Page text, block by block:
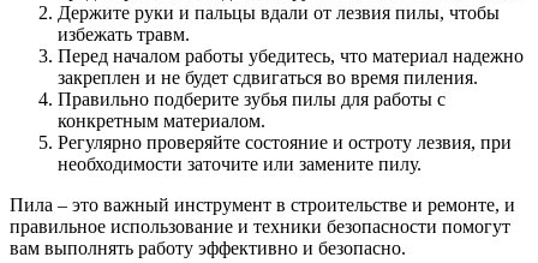
Держите руки и пальцы вдали от лезвия пилы, чтобы
избежать травм.
Перед началом работы убедитесь, что материал надежно
закреплен и не будет сдвигаться во время пиления.
Правильно подберите зубья пилы для работы с
конкретным материалом.
Регулярно проверяйте состояние и остроту лезвия, при
необходимости заточите или замените пилу.
Пила – это важный инструмент в строительстве и ремонте, и
правильное использование и техники безопасности помогут
вам выполнять работу эффективно и безопасно.